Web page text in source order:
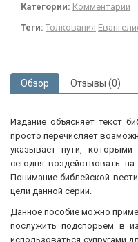
Категории: Комментарии
Теги: Толкования
Обзор Отзывы (0)
Издание объясняет текст
просто перечисляет
указывает пути,
сегодня воздействовать
Понимание библейской
цели данной серии.
Данное пособие можно
послужить подспорьем в
использоваться супругами